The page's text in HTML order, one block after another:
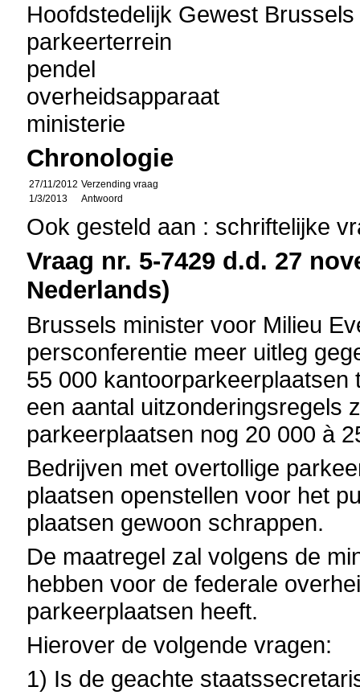
Hoofdstedelijk Gewest Brussels
parkeerterrein
pendel
overheidsapparaat
ministerie
Chronologie
27/11/2012 Verzending vraag
1/3/2013
Antwoord
Ook gesteld aan : schriftelijke
Vraag nr. 5-7429 d.d. 27
Nederlands)
Brussels minister voor Milieu
persconferentie meer uitleg
55 000
een aantal uitzonderingsregels
parkeerplaatsen nog 20 000 à
Bedrijven met overtollige
plaatsen openstellen voor het
plaatsen gewoon schrappen.
De maatregel zal volgens de
hebben voor de federale
parkeerplaatsen heeft.
Hierover de volgende vragen:
1) Is de geachte